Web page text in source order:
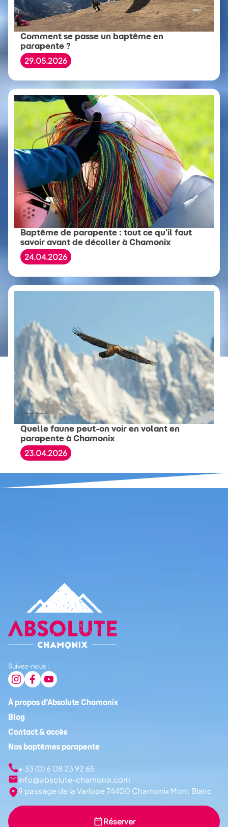
Comment se passe un baptême en
parapente ?
29.05.2026
Baptême de parapente : tout ce qu'il faut
savoir avant de décoller à Chamonix
24.04.2026
Quelle faune peut-on voir en volant en
parapente à Chamonix
23.04.2026
Suivez-nous :
À propos d’Absolute Chamonix
Blog
Contact & accès
Nos baptêmes parapente
+ 33 (0) 6 08 23 92 65
info@absolute-chamonix.com
9 passage de la Varlope 74400 Chamonix Mont Blanc
Réserver